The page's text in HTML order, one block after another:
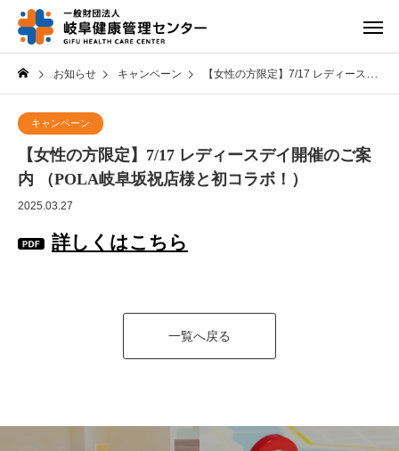
お知らせ キャンペーン 【女性の方限定】7/17 レディースデイ開催のご案内 （POLA岐阜坂祝店様と初コラボ！）
キャンペーン
【女性の方限定】7/17 レディースデイ開催のご案
内 （POLA岐阜坂祝店様と初コラボ！）
2025.03.27
詳しくはこちら
一覧へ戻る